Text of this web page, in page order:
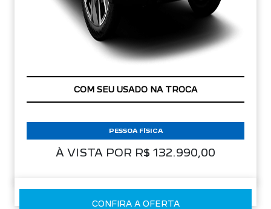
COM SEU USADO NA TROCA
À VISTA POR R$ 132.990,00
PESSOA FÍSICA
CONFIRA A OFERTA